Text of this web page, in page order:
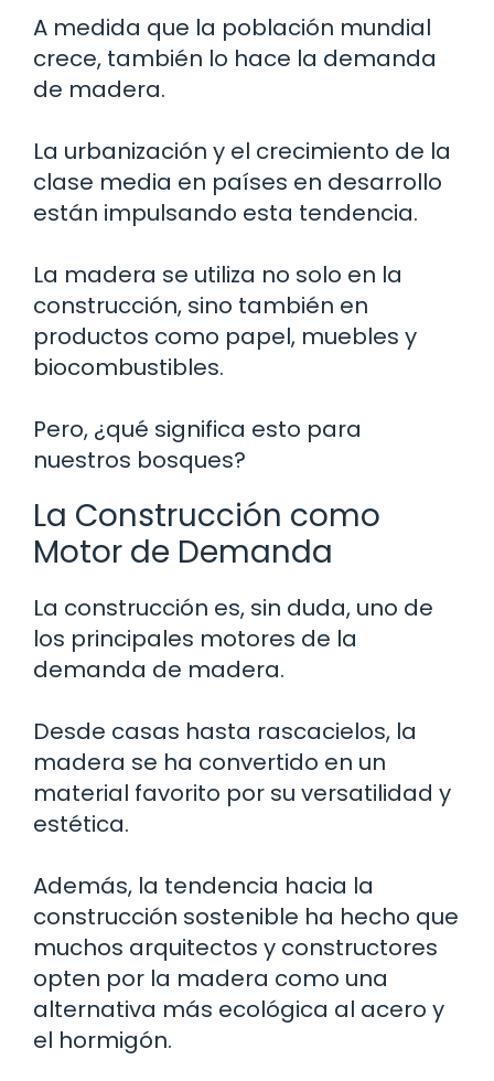
A medida que la población mundial
crece, también lo hace la demanda
de madera.
La urbanización y el crecimiento de la
clase media en países en desarrollo
están impulsando esta tendencia.
La madera se utiliza no solo en la
construcción, sino también en
productos como papel, muebles y
biocombustibles.
Pero, ¿qué significa esto para
nuestros bosques?
La Construcción como
Motor de Demanda
La construcción es, sin duda, uno de
los principales motores de la
demanda de madera.
Desde casas hasta rascacielos, la
madera se ha convertido en un
material favorito por su versatilidad y
estética.
Además, la tendencia hacia la
construcción sostenible ha hecho que
muchos arquitectos y constructores
opten por la madera como una
alternativa más ecológica al acero y
el hormigón.